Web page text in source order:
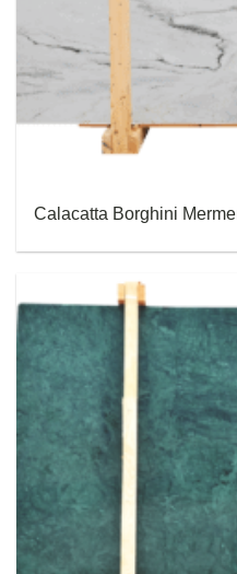
Calacatta Borghini